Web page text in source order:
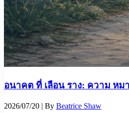
อนาคต ที่ เลือน ราง: ความ หม
2026/07/20 | By Beatrice Shaw